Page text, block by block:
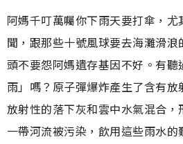
阿媽千叮萬囑你下雨天要打傘，
聞，跟那些十號風球要去海灘滑
頭不要怨阿媽遺存基因不好。有聽
雨」嗎？原子彈爆炸產生了含有放
放射性的落下灰和雲中水氣混合
一帶河流被污染，飲用這些雨水